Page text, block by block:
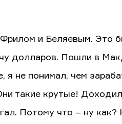
и Беляевым. Это
долларов. Пошли в
не понимал, чем
такие крутые!
Потому что – ну как?